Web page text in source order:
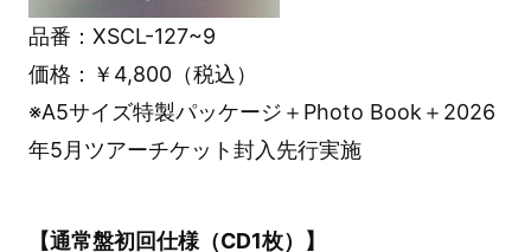
品番：XSCL-127~9
価格：￥4,800（税込）
※A5サイズ特製パッケージ＋Photo Book＋2026
年5月ツアーチケット封入先行実施
【通常盤初回仕様（CD1枚）】